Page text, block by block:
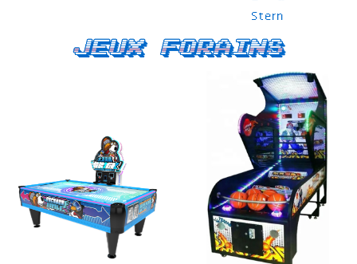
Stern
Jeux forains